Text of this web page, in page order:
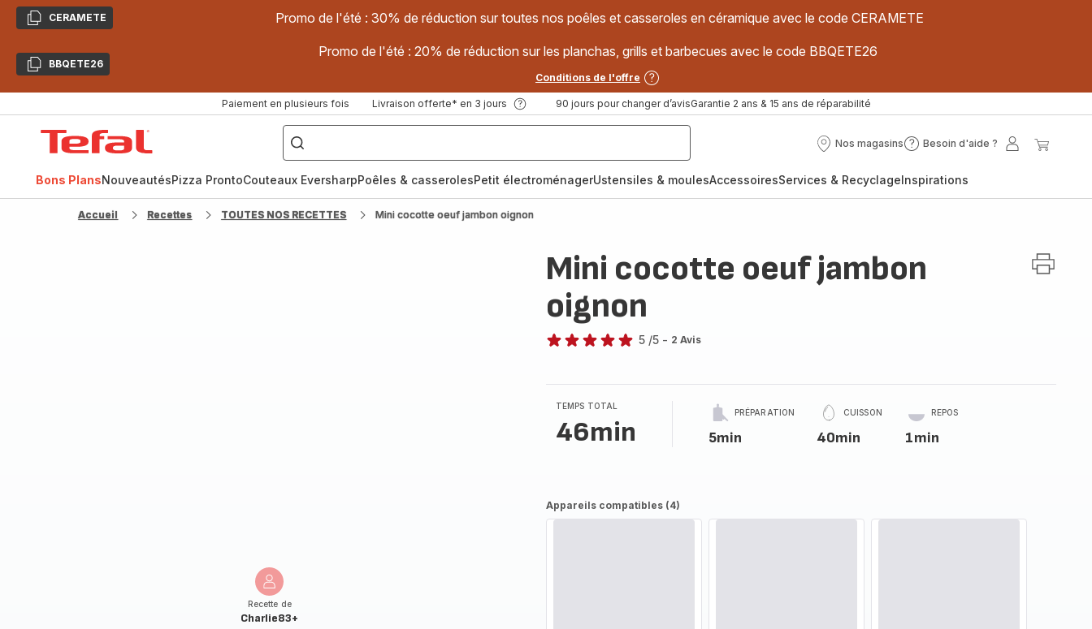
CopierCERAMETE Promo de l'été : 30% de réduction sur toutes nos poêles et casseroles en céramique avec le code CERAMETE
CopierBBQETE26
Promo de l'été : 20% de réduction sur les planchas, grills et barbecues avec le code BBQETE26
Conditions de l'offre
Paiement en plusieurs fois Livraison offerte* en 3 jours 90 jours pour changer d’avisGarantie 2 ans & 15 ans de réparabilité
["Poêles
inox,
Cake
Factory,
Nos magasins
Nos
Besoin d'aide ?
Besoin
?
Mon
Bons PlansNouveautésPizza ProntoCouteaux EversharpPoêles & casserolesPetit électroménagerUstensiles & moulesAccessoiresServices & RecyclageInspirations
Accueil Recettes TOUTES NOS RECETTES Mini cocotte oeuf jambon oignon
Recette de
Charlie83+
Mini cocotte oeuf jambon
oignon
étoiles
(moyenne)
5 /5 - 2 Avis
TEMPS TOTAL
46min
PRÉPARATION
5min
CUISSON
40min
REPOS
1min
Appareils compatibles (4)